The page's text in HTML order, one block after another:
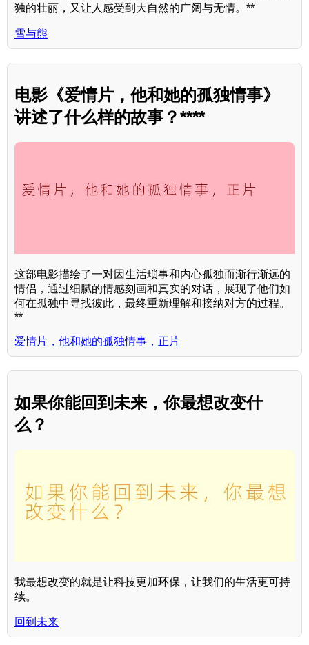
独的壮丽，又让人感受到大自然的广阔与无情。**
雪与熊
电影《爱情片，他和她的孤独情事》
讲述了什么样的故事？****
这部电影描绘了一对因生活琐事和内心孤独而渐行渐远的
情侣，通过细腻的情感刻画和真实的对话，展现了他们如
何在孤独中寻找彼此，最终重新理解和接纳对方的过程。
**
爱情片，他和她的孤独情事，正片
如果你能回到未来，你最想改变什
么？
我最想改变的就是让科技更加环保，让我们的生活更可持
续。
回到未来